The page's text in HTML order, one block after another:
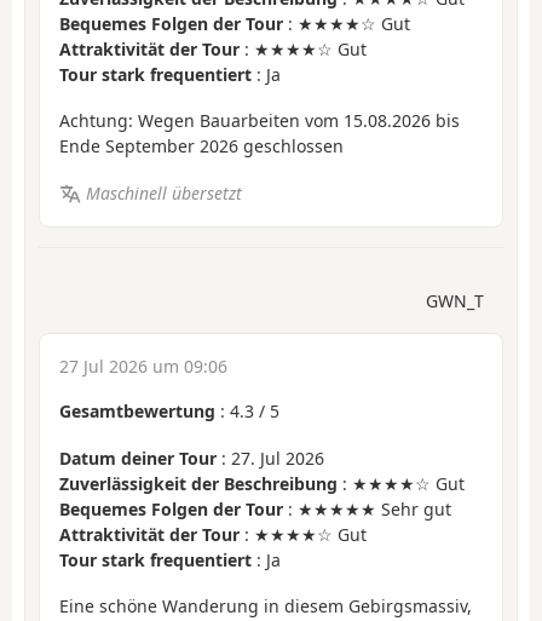
Bequemes Folgen der Tour : ★★★★☆ Gut
Attraktivität der Tour : ★★★★☆ Gut
Tour stark frequentiert : Ja
Achtung: Wegen Bauarbeiten vom 15.08.2026 bis
Ende September 2026 geschlossen
Maschinell übersetzt
GWN_T
27 Jul 2026 um 09:06
Gesamtbewertung : 4.3 / 5
Datum deiner Tour : 27. Jul 2026
Zuverlässigkeit der Beschreibung : ★★★★☆ Gut
Bequemes Folgen der Tour : ★★★★★ Sehr gut
Attraktivität der Tour : ★★★★☆ Gut
Tour stark frequentiert : Ja
Eine schöne Wanderung in diesem Gebirgsmassiv,